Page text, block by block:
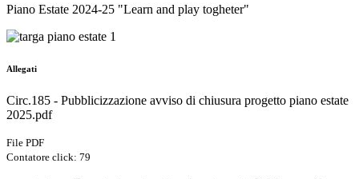
Piano Estate 2024-25 "Learn and play togheter"
Allegati
Circ.185 - Pubblicizzazione avviso di chiusura progetto piano estate
2025.pdf
File PDF
Contatore click: 79